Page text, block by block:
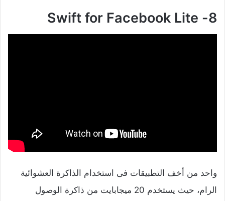
8- Swift for Facebook Lite‏‌‌
واحد من أخف التطبيقات فى استخدام الذاكرة العشوائية
الرام، حيث يستخدم 20 ميجابايت من ذاكرة الوصول